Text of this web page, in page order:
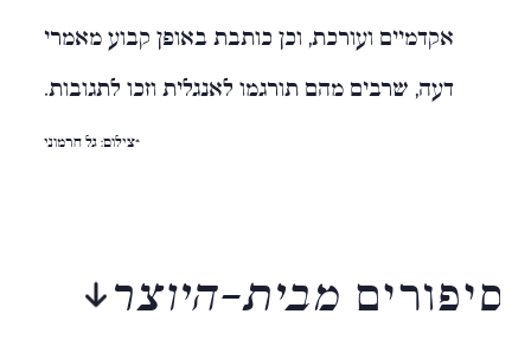
אקדמיים ועורכת, וכן כותבת באופן קבוע מאמרי
דעה, שרבים מהם תורגמו לאנגלית וזכו לתגובות.
*צילום: גל חרמוני
סיפורים מבית-היוצר